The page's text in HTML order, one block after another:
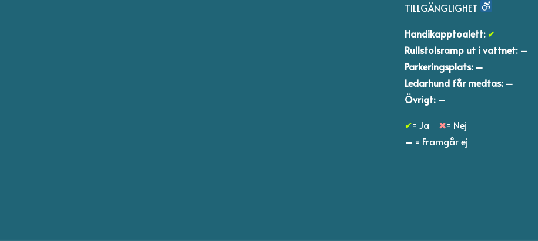
TILLGÄNGLIGHET
Handikapptoalett: ✔
Rullstolsramp ut i vattnet: –
Parkeringsplats: –
Ledarhund får medtas: –
Övrigt: –
✔= Ja ✖= Nej
– = Framgår ej